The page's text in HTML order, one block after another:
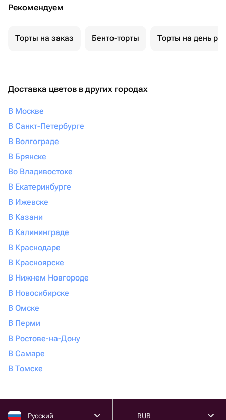
Рекомендуем
Торты на заказ Бенто-торты Торты на день
Доставка цветов в других городах
В Москве
В Санкт-Петербурге
В Волгограде
В Брянске
Во Владивостоке
В Екатеринбурге
В Ижевске
В Казани
В Калининграде
В Краснодаре
В Красноярске
В Нижнем Новгороде
В Новосибирске
В Омске
В Перми
В Ростове-на-Дону
В Самаре
В Томске
Русский RUB